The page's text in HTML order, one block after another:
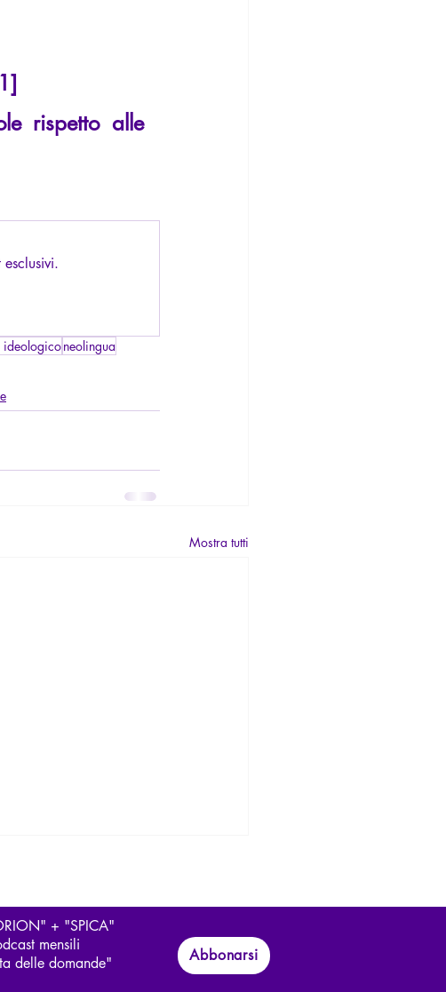
rispetto alle
ideologiconeolingua
Mostra tutti
+ "SPICA"
mensili
delle domande"
Abbonarsi